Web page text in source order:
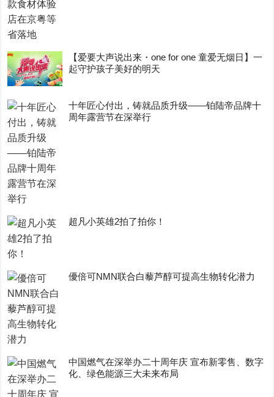
【爱要大声说出来・one for one 童爱无烟日】一
起守护孩子美好的明天
十年匠心付出，铸就品质升级——铂陆帝品牌十
周年露营节在深举行
超凡小英雄2拍了拍你！
優倍可NMN联合白藜芦醇可提高生物转化潜力
中国燃气在深举办二十周年庆 宣布新零售、数字
化、绿色能源三大未来布局